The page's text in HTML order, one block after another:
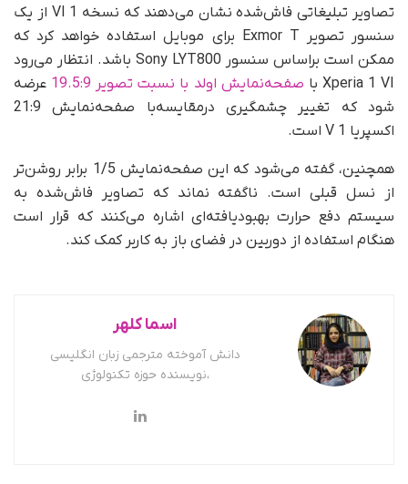
تصاویر تبلیغاتی فاش‌شده نشان می‌دهند که نسخه 1 VI از یک
سنسور تصویر Exmor T برای موبایل استفاده خواهد کرد که
ممکن است بر‌اساس سنسور Sony LYT800 باشد. انتظار می‌رود
Xperia 1 VI با
صفحه‌نمایش اولد با نسبت تصویر 19.5:9
عرضه
شود که تغییر چشمگیری درمقایسه‌با صفحه‌نمایش 21:9
اکسپریا 1 V است.
همچنین، گفته می‌شود که این صفحه‌نمایش 1/5 برابر روشن‌تر
از نسل قبلی است. ناگفته نماند که تصاویر فاش‌شده به
سیستم دفع حرارت بهبودیافته‌ای اشاره می‌کنند که قرار است
هنگام استفاده از دوربین در فضای باز به کاربر کمک کند.
اسما کلهر
دانش آموخته مترجمی زبان انگلیسی
،نویسنده حوزه تکنولوژی